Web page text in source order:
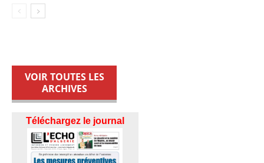
VOIR TOUTES LES
ARCHIVES